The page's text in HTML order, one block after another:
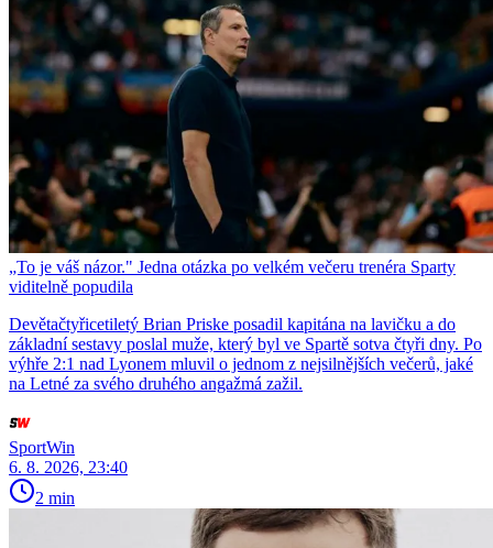
„To je váš názor." Jedna otázka po velkém večeru trenéra Sparty
viditelně popudila
Devětačtyřicetiletý Brian Priske posadil kapitána na lavičku a do
základní sestavy poslal muže, který byl ve Spartě sotva čtyři dny. Po
výhře 2:1 nad Lyonem mluvil o jednom z nejsilnějších večerů, jaké
na Letné za svého druhého angažmá zažil.
SportWin
6. 8. 2026, 23:40
2 min